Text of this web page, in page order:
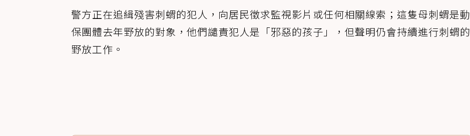
警方正在追緝殘害刺蝟的犯人，向居民徵求監視影片或任何相關線索；這隻母刺蝟是動
保團體去年野放的對象，他們譴責犯人是「邪惡的孩子」，但聲明仍會持續進行刺蝟的
野放工作。